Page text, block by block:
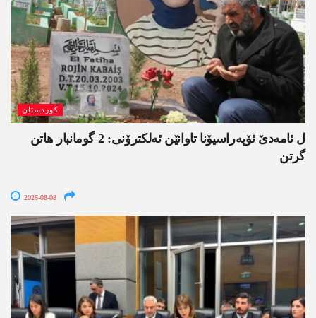
کوردستان
ل ئامەدێ ئۆپەراسیۆنا تاوانێن ئەلکترۆنی: 2 گومانبار ھاتن
گرتن
2026-08-08